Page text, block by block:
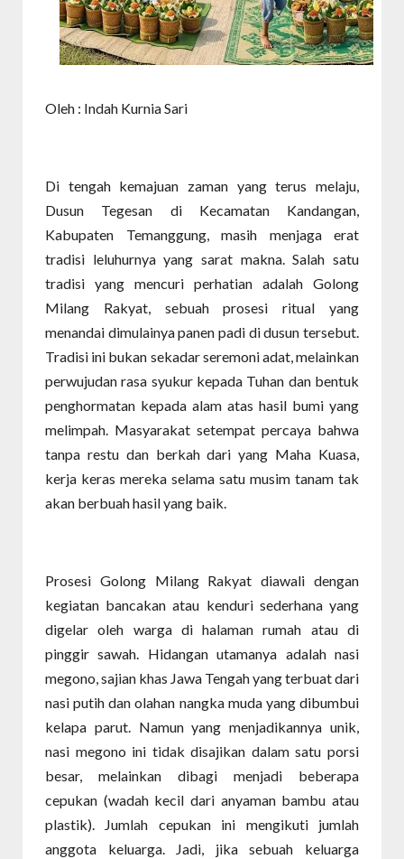
Oleh : Indah Kurnia Sari
Di tengah kemajuan zaman yang terus melaju,
Dusun Tegesan di Kecamatan Kandangan,
Kabupaten Temanggung, masih menjaga erat
tradisi leluhurnya yang sarat makna. Salah satu
tradisi yang mencuri perhatian adalah Golong
Milang Rakyat, sebuah prosesi ritual yang
menandai dimulainya panen padi di dusun tersebut.
Tradisi ini bukan sekadar seremoni adat, melainkan
perwujudan rasa syukur kepada Tuhan dan bentuk
penghormatan kepada alam atas hasil bumi yang
melimpah. Masyarakat setempat percaya bahwa
tanpa restu dan berkah dari yang Maha Kuasa,
kerja keras mereka selama satu musim tanam tak
akan berbuah hasil yang baik.
Prosesi Golong Milang Rakyat diawali dengan
kegiatan bancakan atau kenduri sederhana yang
digelar oleh warga di halaman rumah atau di
pinggir sawah. Hidangan utamanya adalah nasi
megono, sajian khas Jawa Tengah yang terbuat dari
nasi putih dan olahan nangka muda yang dibumbui
kelapa parut. Namun yang menjadikannya unik,
nasi megono ini tidak disajikan dalam satu porsi
besar, melainkan dibagi menjadi beberapa
cepukan (wadah kecil dari anyaman bambu atau
plastik). Jumlah cepukan ini mengikuti jumlah
anggota keluarga. Jadi, jika sebuah keluarga